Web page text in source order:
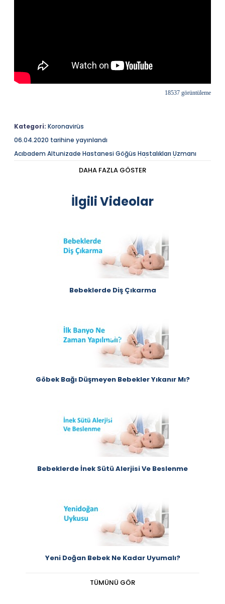
Kategori: Koronavirüs
06.04.2020 tarihine yayınlandı
Acıbadem Altunizade Hastanesi Göğüs Hastalıkları Uzmanı
18537 görüntüleme
DAHA FAZLA GÖSTER
İlgili Videolar
Bebeklerde Diş Çıkarma
Göbek Bağı Düşmeyen Bebekler Yıkanır Mı?
Bebeklerde İnek Sütü Alerjisi Ve Beslenme
Yeni Doğan Bebek Ne Kadar Uyumalı?
TÜMÜNÜ GÖR